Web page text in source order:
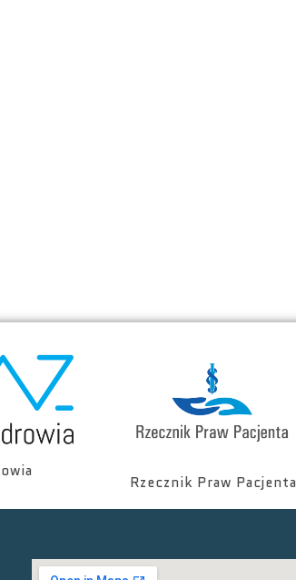
Rzecznik Praw Pacjenta